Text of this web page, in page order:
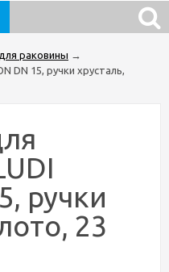
раковины →
DN 15, ручки хрусталь,
ручки
23